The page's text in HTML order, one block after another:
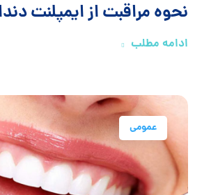
نحوه مراقبت از ایمپلنت
ادامه مطلب
عمومی